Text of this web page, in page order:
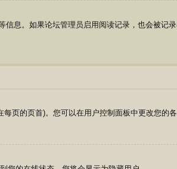
息。如果论坛管理员启用阅读记录，也会被记
页的页首)。您可以在用户控制面板中更改您的各